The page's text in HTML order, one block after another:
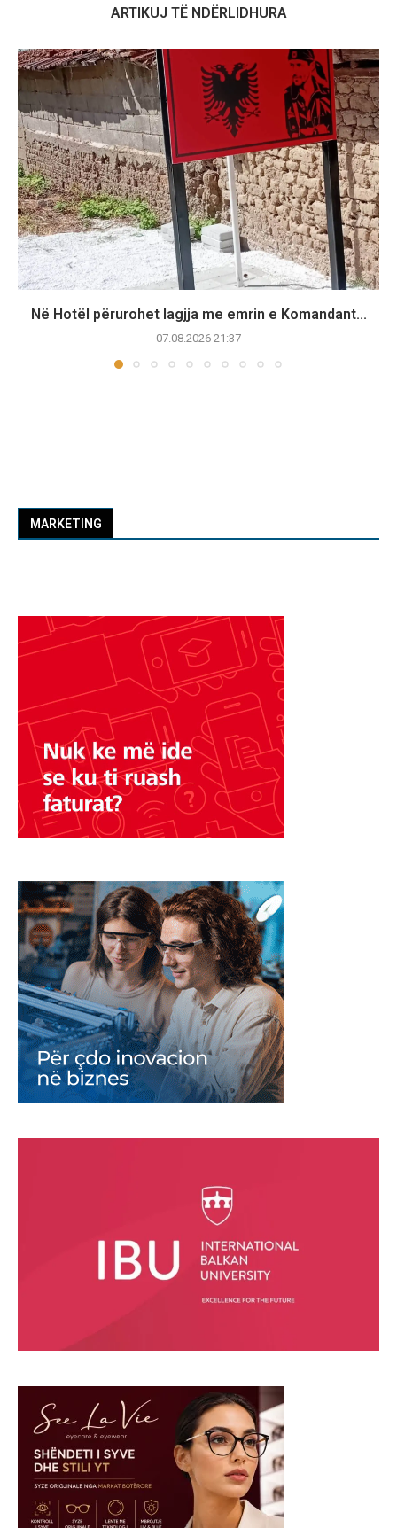
ARTIKUJ TË NDËRLIDHURA
Në Hotël përurohet lagjja me emrin e Komandant...
07.08.2026 21:37
MARKETING